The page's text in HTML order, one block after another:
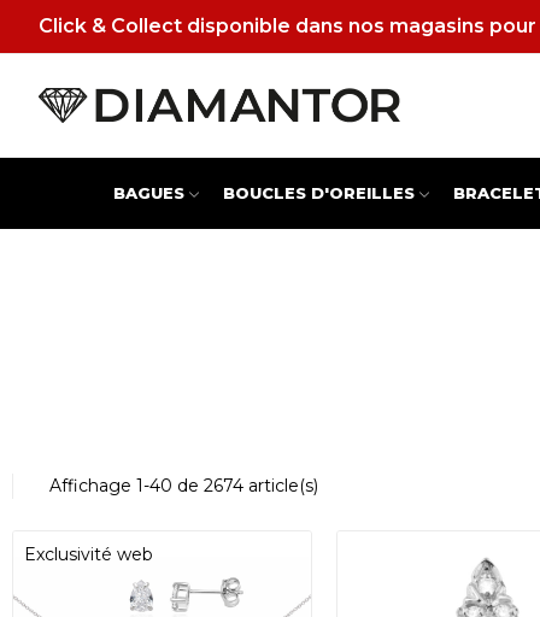
Click & Collect disponible dans nos magasins
BAGUES BOUCLES D'OREILLES
Affichage 1-40 de 2674 article(s)
Exclusivité web